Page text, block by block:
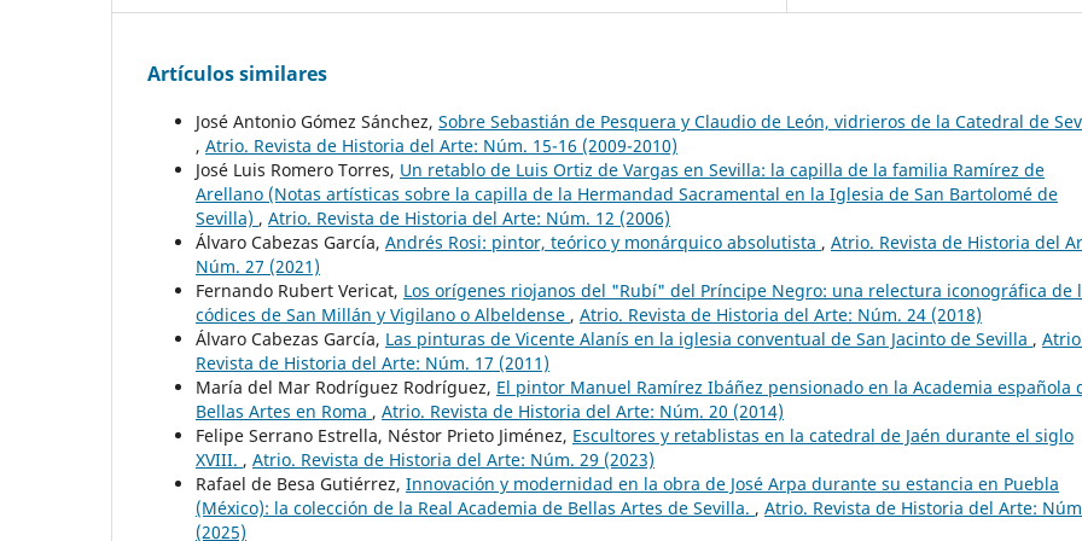
Artículos similares
José Antonio Gómez Sánchez, Sobre Sebastián de Pesquera y Claudio de León, vidrieros de la Catedral de
, Atrio. Revista de Historia del Arte: Núm. 15-16 (2009-2010)
José Luis Romero Torres, Un retablo de Luis Ortiz de Vargas en Sevilla: la capilla de la familia Ramírez de
Arellano (Notas artísticas sobre la capilla de la Hermandad Sacramental en la Iglesia de San Bartolomé de
Sevilla) , Atrio. Revista de Historia del Arte: Núm. 12 (2006)
Álvaro Cabezas García, Andrés Rosi: pintor, teórico y monárquico absolutista , Atrio. Revista de Historia del
Núm. 27 (2021)
Fernando Rubert Vericat, Los orígenes riojanos del "Rubí" del Príncipe Negro: una relectura iconográfica de
códices de San Millán y Vigilano o Albeldense , Atrio. Revista de Historia del Arte: Núm. 24 (2018)
Álvaro Cabezas García, Las pinturas de Vicente Alanís en la iglesia conventual de San Jacinto de Sevilla ,
Revista de Historia del Arte: Núm. 17 (2011)
María del Mar Rodríguez Rodríguez, El pintor Manuel Ramírez Ibáñez pensionado en la Academia española
Bellas Artes en Roma , Atrio. Revista de Historia del Arte: Núm. 20 (2014)
Felipe Serrano Estrella, Néstor Prieto Jiménez, Escultores y retablistas en la catedral de Jaén durante el siglo
XVIII. , Atrio. Revista de Historia del Arte: Núm. 29 (2023)
Rafael de Besa Gutiérrez, Innovación y modernidad en la obra de José Arpa durante su estancia en Puebla
(México): la colección de la Real Academia de Bellas Artes de Sevilla. , Atrio. Revista de Historia del Arte:
(2025)